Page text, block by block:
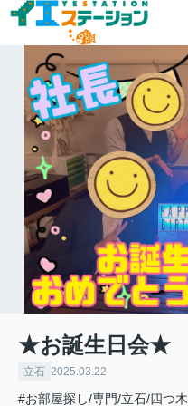
★お誕生日会★
立石 2025.03.22
#お部屋探し/専門/立石/四つ木